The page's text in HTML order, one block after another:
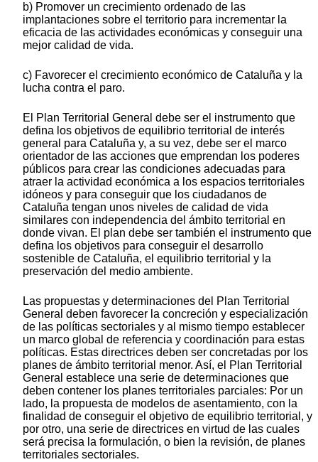
b) Promover un crecimiento ordenado de las
implantaciones sobre el territorio para incrementar la
eficacia de las actividades económicas y conseguir una
mejor calidad de vida.
c) Favorecer el crecimiento económico de Cataluña y la
lucha contra el paro.
El Plan Territorial General debe ser el instrumento que
defina los objetivos de equilibrio territorial de interés
general para Cataluña y, a su vez, debe ser el marco
orientador de las acciones que emprendan los poderes
públicos para crear las condiciones adecuadas para
atraer la actividad económica a los espacios territoriales
idóneos y para conseguir que los ciudadanos de
Cataluña tengan unos niveles de calidad de vida
similares con independencia del ámbito territorial en
donde vivan. El plan debe ser también el instrumento que
defina los objetivos para conseguir el desarrollo
sostenible de Cataluña, el equilibrio territorial y la
preservación del medio ambiente.
Las propuestas y determinaciones del Plan Territorial
General deben favorecer la concreción y especialización
de las políticas sectoriales y al mismo tiempo establecer
un marco global de referencia y coordinación para estas
políticas. Estas directrices deben ser concretadas por los
planes de ámbito territorial menor. Así, el Plan Territorial
General establece una serie de determinaciones que
deben contener los planes territoriales parciales: Por un
lado, la propuesta de modelos de asentamiento, con la
finalidad de conseguir el objetivo de equilibrio territorial, y
por otro, una serie de directrices en virtud de las cuales
será precisa la formulación, o bien la revisión, de planes
territoriales sectoriales.